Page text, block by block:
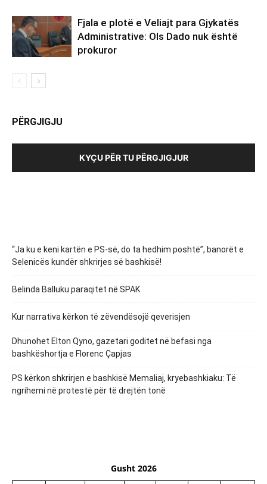
Fjala e plotë e Veliajt para Gjykatës
Administrative: Ols Dado nuk është
prokuror
PËRGJIGJU
KYÇU PËR TU PËRGJIGJUR
“Ja ku e keni kartën e PS-së, do ta hedhim poshtë”, banorët e
Selenicës kundër shkrirjes së bashkisë!
Belinda Balluku paraqitet në SPAK
Kur narrativa kërkon të zëvendësojë qeverisjen
Dhunohet Elton Qyno, gazetari goditet në befasi nga
bashkëshortja e Florenc Çapjas
PS kërkon shkrirjen e bashkisë Memaliaj, kryebashkiaku: Të
ngrihemi në protestë për të drejtën tonë
Gusht 2026